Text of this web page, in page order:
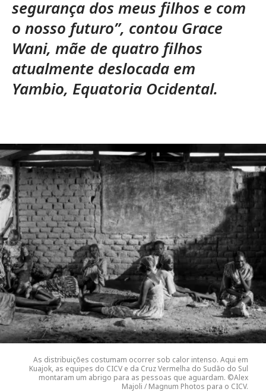
segurança dos meus filhos e com
o nosso futuro”, contou Grace
Wani, mãe de quatro filhos
atualmente deslocada em
Yambio, Equatoria Ocidental.
As distribuições costumam ocorrer sob calor intenso. Aqui em
Kuajok, as equipes do CICV e da Cruz Vermelha do Sudão do Sul
montaram um abrigo para as pessoas que aguardam. ©Alex
Majoli / Magnum Photos para o CICV.